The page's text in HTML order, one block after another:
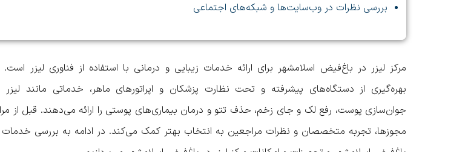
بررسی نظرات در وب‌سایت‌ها و شبکه‌های اجتماعی
مرکز لیزر در باغ‌فیض اسلامشهر برای ارائه خدمات زیبایی و درمانی با استفاده از فناوری لیزر است.
بهره‌گیری از دستگاه‌های پیشرفته و تحت نظارت پزشکان و اپراتورهای ماهر، خدماتی مانند لیزر
جوان‌سازی پوست، رفع لک و جای زخم، حذف تتو و درمان بیماری‌های پوستی را ارائه می‌دهند. قبل از
مجوزها، تجربه متخصصان و نظرات مراجعین به انتخاب بهتر کمک می‌کند. در ادامه به بررسی خدمات